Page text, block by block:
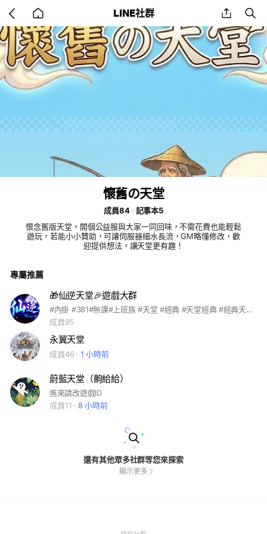
back
to
home
LINE社群 share
懷舊の天堂
成員84
記事本5
懷念舊版天堂，開個公益服與大家一同回味，不需花費也能輕鬆
遊玩，若能小小贊助，可讓伺服器細水長流，GM略懂修改，歡
迎提供想法，讓天堂更有趣！
專屬推薦
​​🎁仙逆天堂🎉遊戲大群
#內掛 #381#無課#上班族 #天堂 #經典 #天堂經典 #經典天堂 #天堂經典版
成員95
永翼天堂
成員46 1 小時前
蔚藍天堂（齁給給）
進來請改遊戲ID
成員11
8 小時前
還有其他眾多社群等您來探索
顯示更多